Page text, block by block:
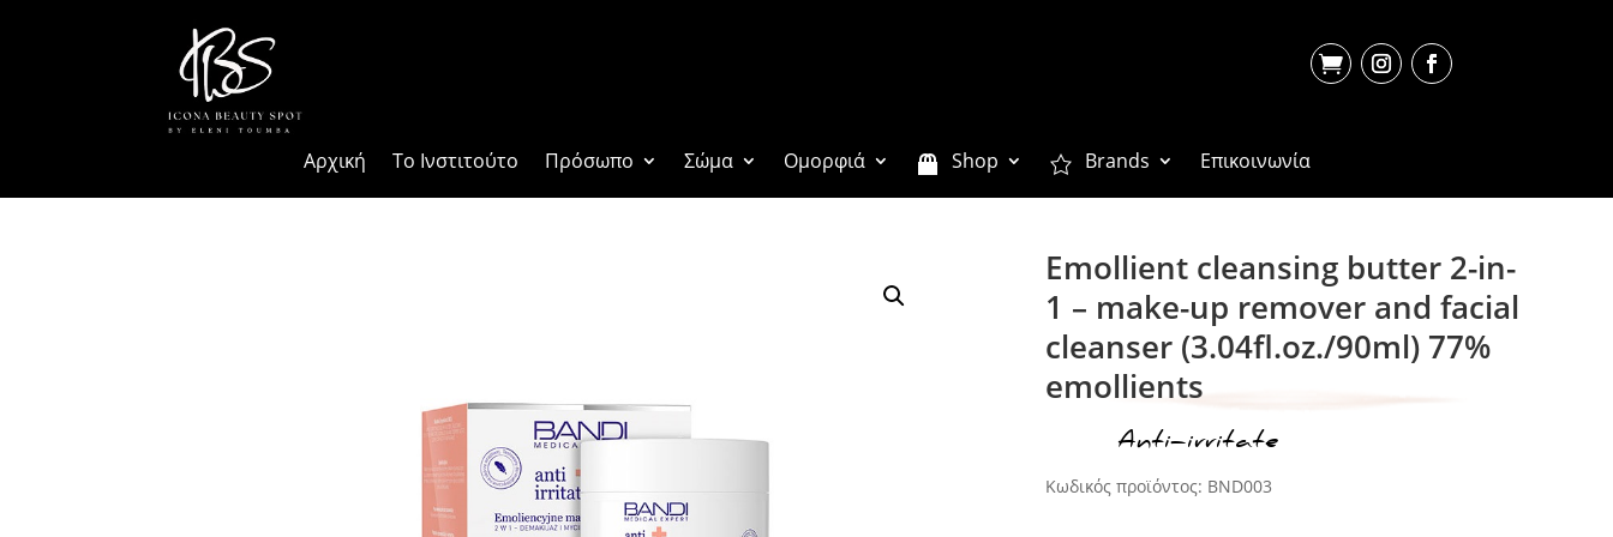

Αρχική Το Ινστιτούτο Πρόσωπο Σώμα Ομορφιά Shop Brands Επικοινωνία
Emollient cleansing butter 2-in-
1 – make-up remover and facial
cleanser (3.04fl.oz./90ml) 77%
emollients
Anti-irritate
Κωδικός προϊόντος: BND003